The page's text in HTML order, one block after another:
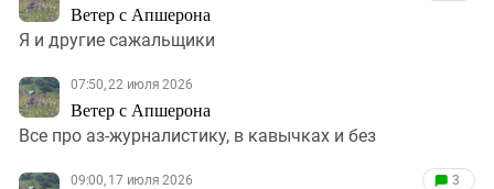
Ветер с Апшерона
Я и другие сажальщики
07:50, 22 июля 2026
Ветер с Апшерона
Все про аз-журналистику, в кавычках и без
09:00, 17 июля 2026 3